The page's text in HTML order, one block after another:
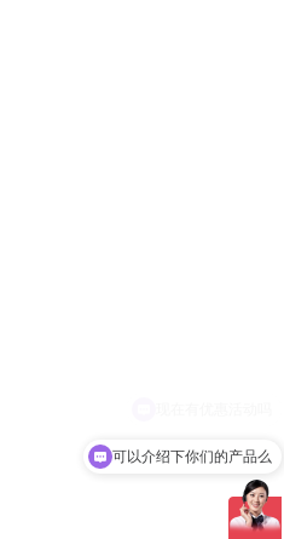
可以介绍下你们的产品么